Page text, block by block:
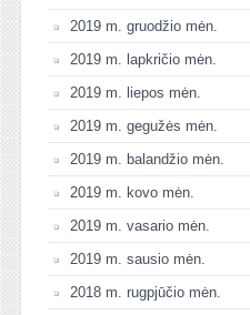
2019 m. gruodžio mėn.
2019 m. lapkričio mėn.
2019 m. liepos mėn.
2019 m. gegužės mėn.
2019 m. balandžio mėn.
2019 m. kovo mėn.
2019 m. vasario mėn.
2019 m. sausio mėn.
2018 m. rugpjūčio mėn.